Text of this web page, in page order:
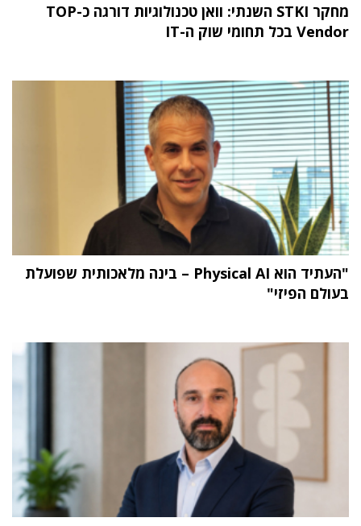
מחקר STKI השנתי: וואן טכנולוגיות דורגה כ-TOP
Vendor בכל תחומי שוק ה-IT
"העתיד הוא Physical AI – בינה מלאכותית שפועלת
בעולם הפיזי"